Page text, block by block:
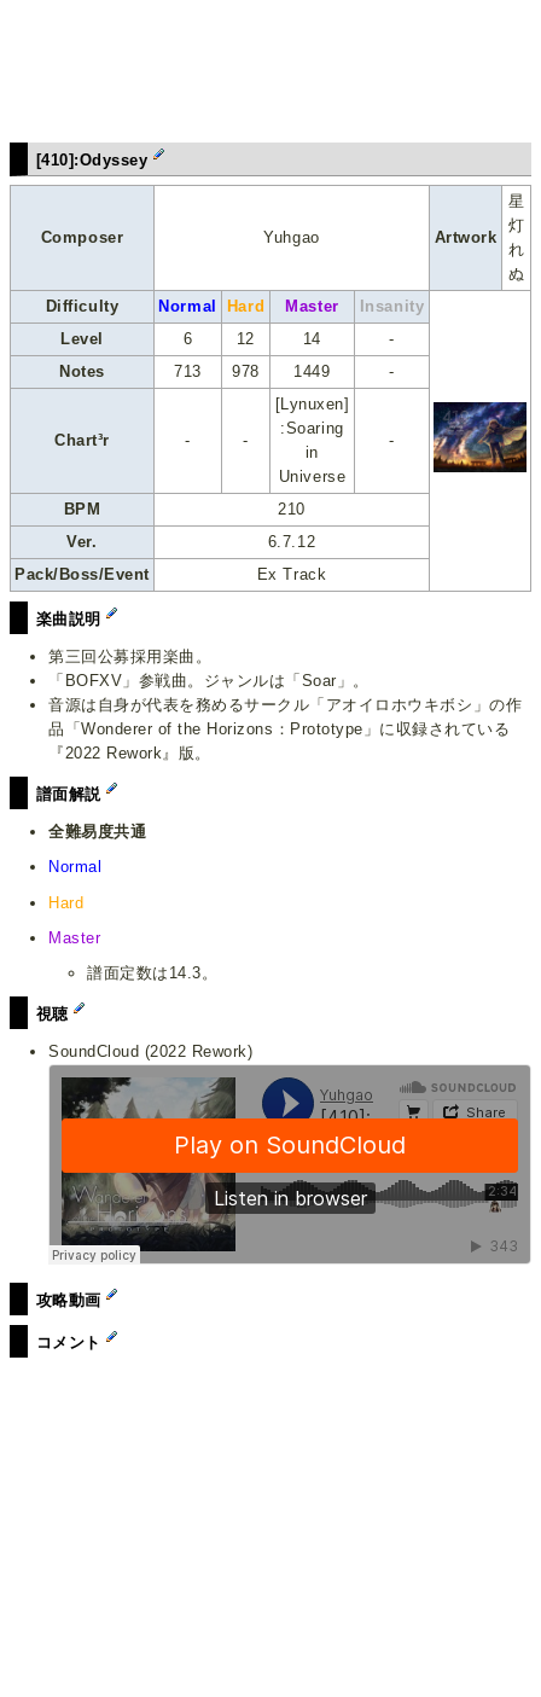
[410]:Odyssey
Composer Yuhgao Artwork
星
灯
れ
ぬ
Difficulty
Normal Hard Master
Insanity
Level
6 12 14
-
Notes
713 978 1449 -
Chart³r - -
[Lynuxen]
:Soaring
in
Universe
-
BPM
210
Ver.
6.7.12
Pack/Boss/Event
Ex Track
楽曲説明
第三回公募採用楽曲。
「BOFXV」参戦曲。ジャンルは「Soar」。
音源は自身が代表を務めるサークル「アオイロホウキボシ」の作
品「Wonderer of the Horizons：Prototype」に収録されている
『2022 Rework』版。
譜面解説
全難易度共通
Normal
Hard
Master
譜面定数は14.3。
視聴
SoundCloud (2022 Rework)
攻略動画
コメント